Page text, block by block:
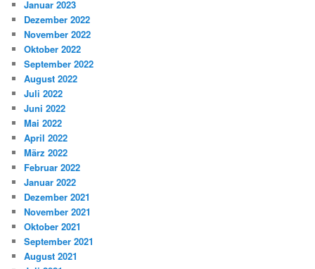
Januar 2023
Dezember 2022
November 2022
Oktober 2022
September 2022
August 2022
Juli 2022
Juni 2022
Mai 2022
April 2022
März 2022
Februar 2022
Januar 2022
Dezember 2021
November 2021
Oktober 2021
September 2021
August 2021